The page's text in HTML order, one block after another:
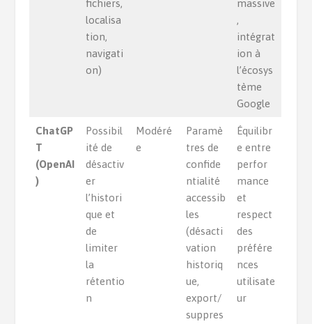
fichiers,
localisa
tion,
navigati
on)
massive
,
intégrat
ion à
l’écosys
tème
Google
ChatGP
T
(OpenAI
)
Possibil
ité de
désactiv
er
l’histori
que et
de
limiter
la
rétentio
n
Modéré
e
Paramè
tres de
confide
ntialité
accessib
les
(désacti
vation
historiq
ue,
export/
suppres
Équilibr
e entre
perfor
mance
et
respect
des
préfére
nces
utilisate
ur